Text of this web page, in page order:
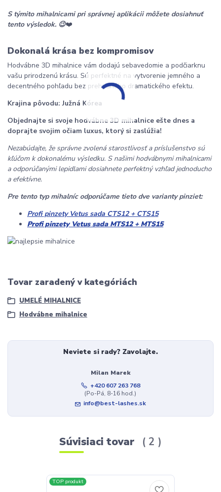
S týmito mihalnicami pri správnej aplikácii môžete dosiahnuť
tento výsledok. 😉❤️
Dokonalá krása bez kompromisov
Hodvábne 3D mihalnice vám dodajú sebavedomie a podčiarknu
vašu prirodzenú krásu. Sú perfektné na vytvorenie jemného a
decentného pohľadu bez prehnaného dramatického efektu.
Krajina pôvodu: Južná Kórea
Objednajte si svoje hodvábne 3D mihalnice ešte dnes a
doprajte svojim očiam luxus, ktorý si zaslúžia!
Nezabúdajte, že správne zvolená starostlivosť a príslušenstvo sú
kľúčom k dokonalému výsledku. S našimi hodvábnymi mihalnicami
a odporúčanými lepidlami dosiahnete perfektný vzhľad jednoducho
a efektívne.
Pre tento typ mihalníc odporúčame tieto dve varianty pinziet:
Profi pinzety Vetus sada CTS12 + CTS15
Profi pinzety Vetus sada MTS12 + MTS15
Tovar zaradený v kategóriách
UMELÉ MIHALNICE
Hodvábne mihalnice
Neviete si rady? Zavolajte.
Milan Marek
+420 607 263 768
(Po-Pá, 8-16 hod.)
info@best-lashes.sk
Súvisiaci tovar 2
TOP produkt